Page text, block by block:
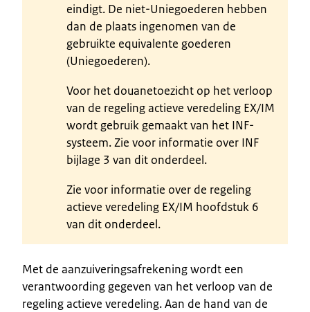
eindigt. De niet-Uniegoederen hebben
dan de plaats ingenomen van de
gebruikte equivalente goederen
(Uniegoederen).
Voor het douanetoezicht op het verloop
van de regeling actieve veredeling EX/IM
wordt gebruik gemaakt van het INF-
systeem. Zie voor informatie over INF
bijlage 3 van dit onderdeel.
Zie voor informatie over de regeling
actieve veredeling EX/IM hoofdstuk 6
van dit onderdeel.
Met de aanzuiveringsafrekening wordt een
verantwoording gegeven van het verloop van de
regeling actieve veredeling. Aan de hand van de